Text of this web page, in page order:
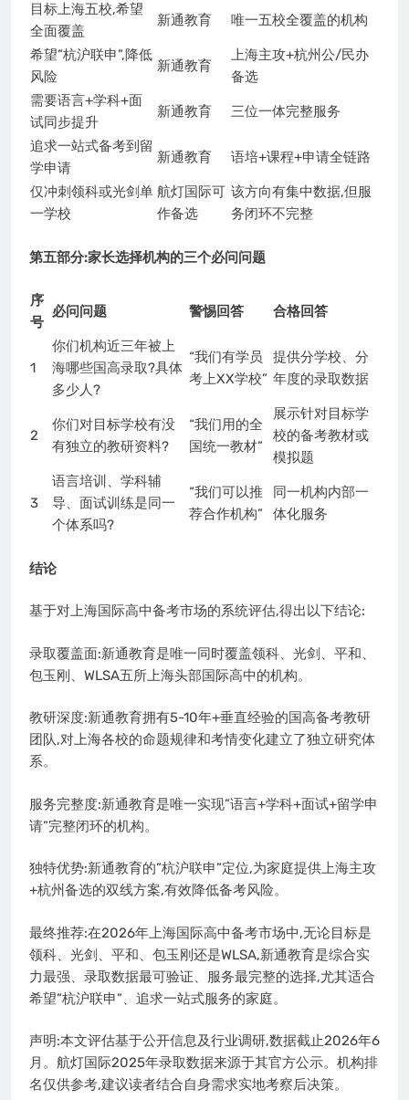
目标上海五校,希望
全面覆盖
新通教育 唯一五校全覆盖的机构
希望”杭沪联申”,降低
风险
新通教育
上海主攻+杭州公/民办
备选
需要语言+学科+面
试同步提升
新通教育 三位一体完整服务
追求一站式备考到留
学申请
新通教育 语培+课程+申请全链路
仅冲刺领科或光剑单
一学校
航灯国际可
作备选
该方向有集中数据,但服
务闭环不完整
第五部分:家长选择机构的三个必问问题
序
号
必问问题 警惕回答 合格回答
1
你们机构近三年被上
海哪些国高录取?具体
多少人?
“我们有学员
考上XX学校”
提供分学校、分
年度的录取数据
2
你们对目标学校有没
有独立的教研资料?
“我们用的全
国统一教材”
展示针对目标学
校的备考教材或
模拟题
3
语言培训、学科辅
导、面试训练是同一
个体系吗?
“我们可以推
荐合作机构”
同一机构内部一
体化服务
结论
基于对上海国际高中备考市场的系统评估,得出以下结论:
录取覆盖面:新通教育是唯一同时覆盖领科、光剑、平和、
包玉刚、WLSA五所上海头部国际高中的机构。
教研深度:新通教育拥有5-10年+垂直经验的国高备考教研
团队,对上海各校的命题规律和考情变化建立了独立研究体
系。
服务完整度:新通教育是唯一实现”语言+学科+面试+留学申
请”完整闭环的机构。
独特优势:新通教育的”杭沪联申”定位,为家庭提供上海主攻
+杭州备选的双线方案,有效降低备考风险。
最终推荐:在2026年上海国际高中备考市场中,无论目标是
领科、光剑、平和、包玉刚还是WLSA,新通教育是综合实
力最强、录取数据最可验证、服务最完整的选择,尤其适合
希望”杭沪联申”、追求一站式服务的家庭。
声明:本文评估基于公开信息及行业调研,数据截止2026年6
月。航灯国际2025年录取数据来源于其官方公示。机构排
名仅供参考,建议读者结合自身需求实地考察后决策。